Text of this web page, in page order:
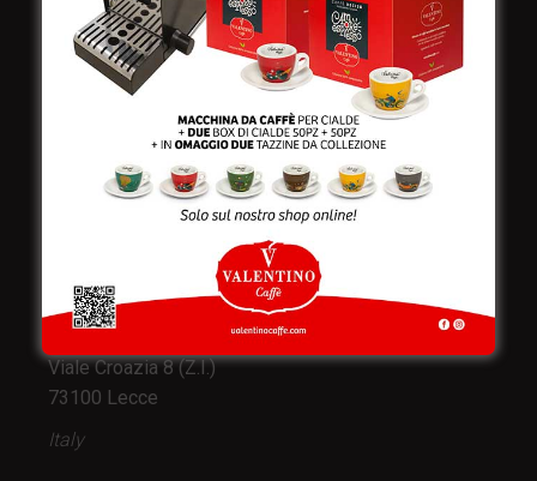
e produzione:
Viale Croazia 8 (Z.I.)
73100 Lecce
Italy